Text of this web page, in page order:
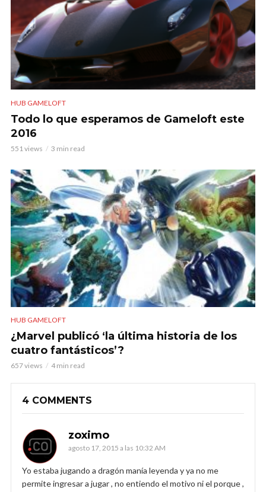
HUB GAMELOFT
Todo lo que esperamos de Gameloft este
2016
551 views 3 min read
HUB GAMELOFT
¿Marvel publicó ‘la última historia de los
cuatro fantásticos’?
657 views 4 min read
4 COMMENTS
zoximo
agosto 17, 2015 a las 10:32 AM
Yo estaba jugando a dragón manía leyenda y ya no me
permite ingresar a jugar , no entiendo el motivo ni el porque ,